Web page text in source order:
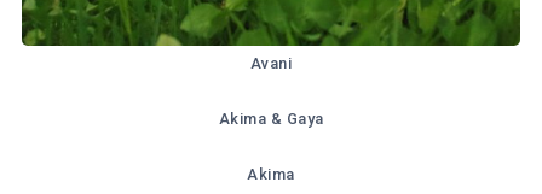
Avani
Akima & Gaya
Akima